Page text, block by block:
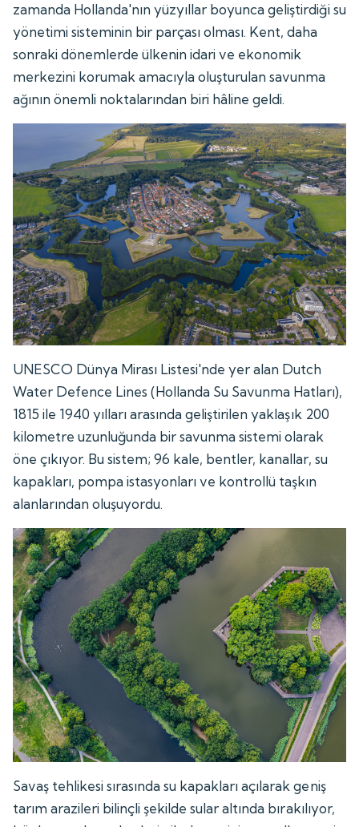
zamanda Hollanda'nın yüzyıllar boyunca geliştirdiği su
yönetimi sisteminin bir parçası olması. Kent, daha
sonraki dönemlerde ülkenin idari ve ekonomik
merkezini korumak amacıyla oluşturulan savunma
ağının önemli noktalarından biri hâline geldi.
UNESCO Dünya Mirası Listesi'nde yer alan Dutch
Water Defence Lines (Hollanda Su Savunma Hatları),
1815 ile 1940 yılları arasında geliştirilen yaklaşık 200
kilometre uzunluğunda bir savunma sistemi olarak
öne çıkıyor. Bu sistem; 96 kale, bentler, kanallar, su
kapakları, pompa istasyonları ve kontrollü taşkın
alanlarından oluşuyordu.
Savaş tehlikesi sırasında su kapakları açılarak geniş
tarım arazileri bilinçli şekilde sular altında bırakılıyor,